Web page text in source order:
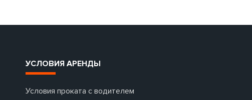
УСЛОВИЯ АРЕНДЫ
Условия проката с водителем